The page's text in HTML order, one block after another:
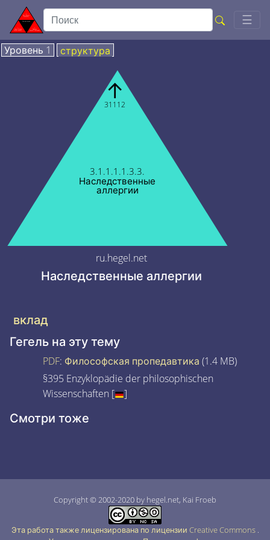
☰
Уровень 1 структура
3.1.1.1.1.3.3.
Наследственные
аллергии
↑
31112
ru.hegel.net
Наследственные аллергии
вклад
Гегель на эту тему
PDF: Философская пропедавтика (1.4 MB)
§395 Enzyklopädie der philosophischen
Wissenschaften [
]
Смотри тоже
Copyright © 2002-2020 by hegel.net, Kai Froeb
Эта работа также лицензирована по лицензии Creative Commons .